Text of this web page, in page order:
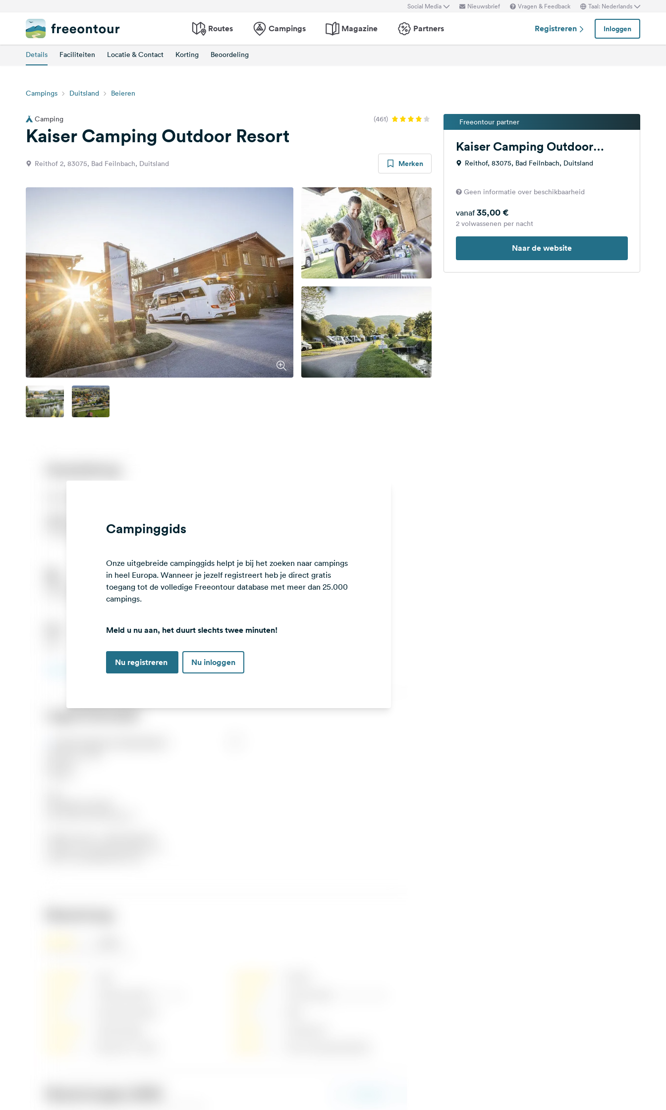
Social Media Nieuwsbrief Vragen & Feedback Taal: Nederlands
Routes Campings Magazine Partners Registreren Inloggen
Details Faciliteiten Locatie & Contact Korting Beoordeling
Campings Duitsland Beieren
Camping (461)
Kaiser Camping Outdoor Resort
Reithof 2, 83075, Bad Feilnbach, Duitsland Merken
Campinggids
Onze uitgebreide campinggids helpt je bij het zoeken naar campings
in heel Europa. Wanneer je jezelf registreert heb je direct gratis
toegang tot de volledige Freeontour database met meer dan 25.000
campings.
Meld u nu aan, het duurt slechts twee minuten!
Nu registreren Nu inloggen
Freeontour partner
Kaiser Camping Outdoor
Resort
Reithof, 83075, Bad Feilnbach, Duitsland
Geen informatie over beschikbaarheid
vanaf 35,00 €
2 volwassenen per nacht
Naar de website